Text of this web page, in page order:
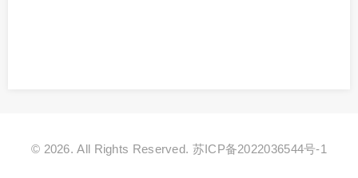
© 2026. All Rights Reserved. 苏ICP备2022036544号-1